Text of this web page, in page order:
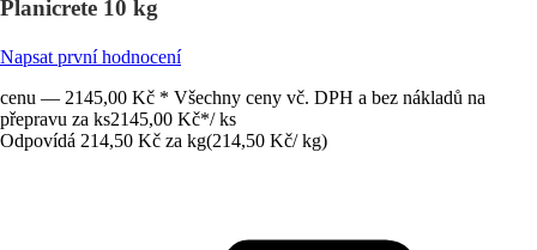
Planicrete 10 kg
Napsat první hodnocení
cenu — 2145,00 Kč * Všechny ceny vč. DPH a bez nákladů na
přepravu za ks2145,00 Kč*/ ks
Odpovídá 214,50 Kč za kg(214,50 Kč/ kg)